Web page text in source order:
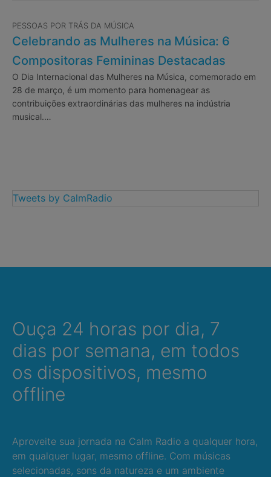
PESSOAS POR TRÁS DA MÚSICA
Celebrando as Mulheres na Música: 6
Compositoras Femininas Destacadas
O Dia Internacional das Mulheres na Música, comemorado em
28 de março, é um momento para homenagear as
contribuições extraordinárias das mulheres na indústria
musical.…
Tweets by CalmRadio
Ouça 24 horas por dia, 7
dias por semana, em todos
os dispositivos, mesmo
offline
Aproveite sua jornada na Calm Radio a qualquer hora,
em qualquer lugar, mesmo offline. Com músicas
selecionadas, sons da natureza e um ambiente